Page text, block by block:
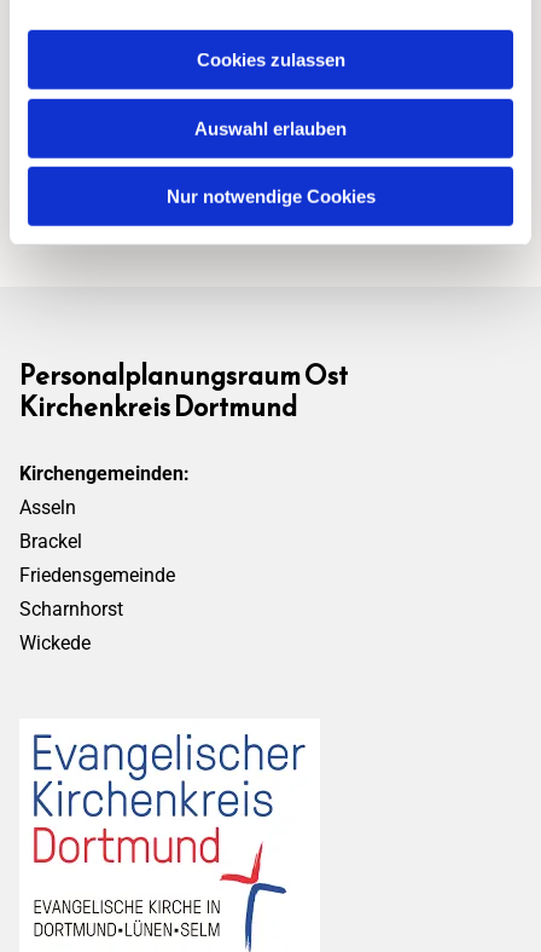
Cookies zulassen
Auswahl erlauben
Nur notwendige Cookies
Personalplanungsraum Ost
Kirchenkreis Dortmund
Kirchengemeinden:
Asseln
Brackel
Friedensgemeinde
Scharnhorst
Wickede